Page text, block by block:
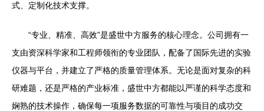
式、定制化技术支撑。
“专业、精准、高效”是盛世中方服务的核心理念。公司拥有一
支由资深科学家和工程师领衔的专业团队，配备了国际先进的实验
仪器与平台，并建立了严格的质量管理体系。无论是面对复杂的科
研难题，还是严格的产业标准，盛世中方都能以严谨的科学态度和
娴熟的技术操作，确保每一项服务数据的可靠性与项目的成功交